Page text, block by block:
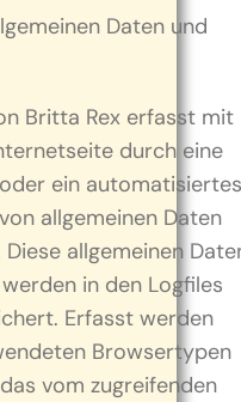
Daten und
Britta Rex erfasst mit
durch eine
ein automatisiertes
allgemeinen Daten
allgemeinen
in den Logfiles
Erfasst werden
Browsertypen
vom zugreifenden